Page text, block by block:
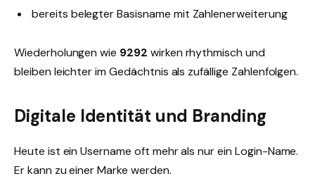
bereits belegter Basisname mit Zahlenerweiterung
Wiederholungen wie 9292 wirken rhythmisch und
bleiben leichter im Gedächtnis als zufällige Zahlenfolgen.
Digitale Identität und Branding
Heute ist ein Username oft mehr als nur ein Login-Name.
Er kann zu einer Marke werden.